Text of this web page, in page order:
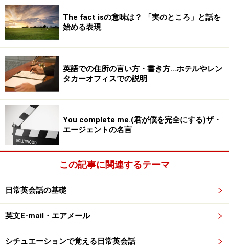
The fact isの意味は？ 「実のところ」と話を
始める表現
英語での住所の言い方・書き方…ホテルやレン
タカーオフィスでの説明
You complete me.(君が僕を完全にする)ザ・
エージェントの名言
この記事に関連するテーマ
日常英会話の基礎
英文E-mail・エアメール
シチュエーションで覚える日常英会話